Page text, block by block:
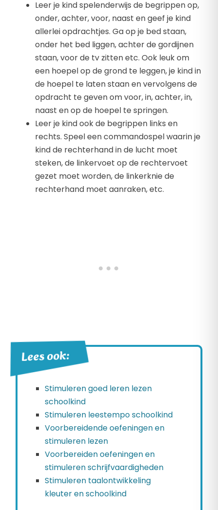
Leer je kind spelenderwijs de begrippen op,
onder, achter, voor, naast en geef je kind
allerlei opdrachtjes. Ga op je bed staan,
onder het bed liggen, achter de gordijnen
staan, voor de tv zitten etc. Ook leuk om
een hoepel op de grond te leggen, je kind in
de hoepel te laten staan en vervolgens de
opdracht te geven om voor, in, achter, in,
naast en op de hoepel te springen.
Leer je kind ook de begrippen links en
rechts. Speel een commandospel waarin je
kind de rechterhand in de lucht moet
steken, de linkervoet op de rechtervoet
gezet moet worden, de linkerknie de
rechterhand moet aanraken, etc.
Lees ook:
Stimuleren goed leren lezen
schoolkind
Stimuleren leestempo schoolkind
Voorbereidende oefeningen en
stimuleren lezen
Voorbereiden oefeningen en
stimuleren schrijfvaardigheden
Stimuleren taalontwikkeling
kleuter en schoolkind